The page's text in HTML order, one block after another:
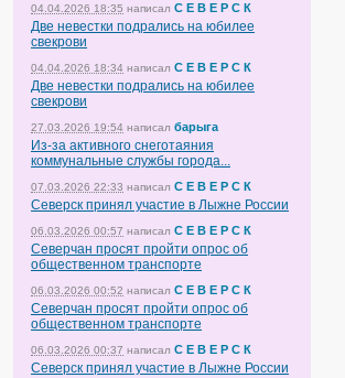
04.04.2026 18:35 написал С Е В Е Р С К
Две невестки подрались на юбилее
свекрови
04.04.2026 18:34 написал С Е В Е Р С К
Две невестки подрались на юбилее
свекрови
27.03.2026 19:54 написал барыга
Из-за активного снеготаяния
коммунальные службы города...
07.03.2026 22:33 написал С Е В Е Р С К
Северск принял участие в Лыжне России
06.03.2026 00:57 написал С Е В Е Р С К
Северчан просят пройти опрос об
общественном транспорте
06.03.2026 00:52 написал С Е В Е Р С К
Северчан просят пройти опрос об
общественном транспорте
06.03.2026 00:37 написал С Е В Е Р С К
Северск принял участие в Лыжне России